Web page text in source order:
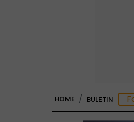
HOME BULETIN